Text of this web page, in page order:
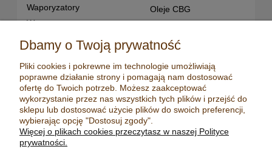
Waporyzatory
Waporyzatory
Waporyzatory manualne
Waporyzatory
stacjonarne
Premium vaporizers
Waporyzatory
konwekcyjne
Zestawy z
waporyzatorem
Oleje CBG
Susz konopny
CBD dla zwierząt
Młynki/ Grindery
Zapalniczki
Maści konopne
Mydła konopne
Dbamy o Twoją prywatność
Pliki cookies i pokrewne im technologie umożliwiają
poprawne działanie strony i pomagają nam dostosować
ofertę do Twoich potrzeb. Możesz zaakceptować
wykorzystanie przez nas wszystkich tych plików i przejść do
sklepu lub dostosować użycie plików do swoich preferencji,
wybierając opcję "Dostosuj zgody".
Więcej o plikach cookies przeczytasz w naszej Polityce
prywatności.